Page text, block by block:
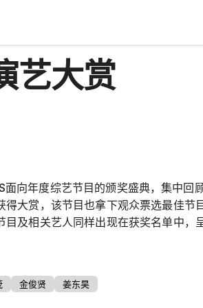
艺大赏
面向年度综艺节目的颁奖盛典，集中回
得大赏，该节目也拿下观众票选最佳节
及相关艺人同样出现在获奖名单中，
金俊贤 姜东昊